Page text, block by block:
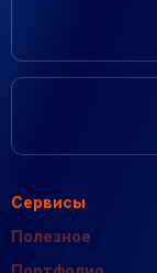
Сервисы
Полезное